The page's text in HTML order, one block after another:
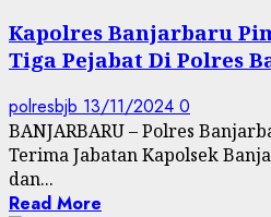
Kapolres Banjarbaru
Tiga Pejabat Di Polres
polresbjb 13/11/2024 0
BANJARBARU – Polres
Terima Jabatan Kapolsek
dan...
Read More